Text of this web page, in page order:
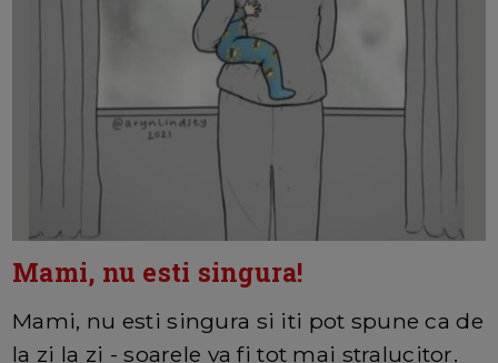
Mami, nu esti singura!
Mami, nu esti singura si iti pot spune ca de
la zi la zi - soarele va fi tot mai stralucitor.